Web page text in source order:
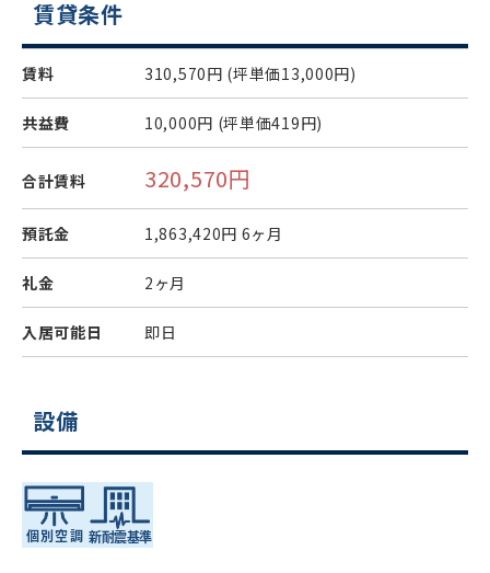
賃貸条件
賃料 310,570円 (坪単価13,000円)
共益費 10,000円 (坪単価419円)
合計賃料 320,570円
預託金 1,863,420円 6ヶ月
礼金 2ヶ月
入居可能日 即日
設備